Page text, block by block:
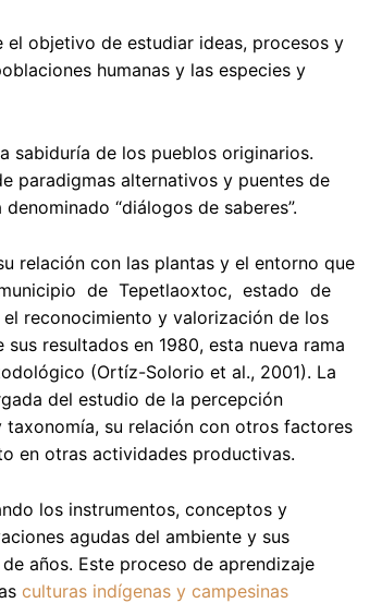
el objetivo de estudiar ideas, procesos y
humanas y las especies y
sabiduría de los pueblos originarios.
paradigmas alternativos y puentes de
“diálogos de saberes”.
relación con las plantas y el entorno que
de Tepetlaoxtoc, estado de
reconocimiento y valorización de los
resultados en 1980, esta nueva rama
(Ortíz-Solorio et al., 2001). La
del estudio de la percepción
su relación con otros factores
en otras actividades productivas.
los instrumentos, conceptos y
agudas del ambiente y sus
años. Este proceso de aprendizaje
culturas indígenas y campesinas